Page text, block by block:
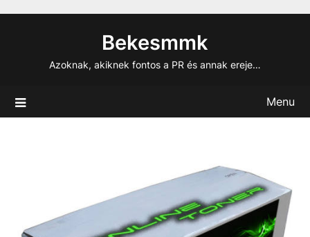
Bekesmmk
Azoknak, akiknek fontos a PR és annak ereje…
Menu